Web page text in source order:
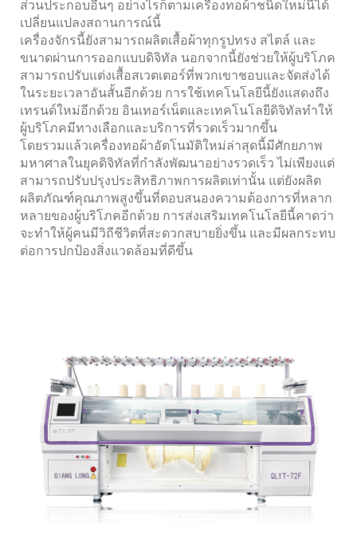
ส่วนประกอบอื่นๆ อย่างไรก็ตามเครื่องทอผ้าชนิดใหม่นี้ได้
เปลี่ยนแปลงสถานการณ์นี้
เครื่องจักรนี้ยังสามารถผลิตเสื้อผ้าทุกรูปทรง สไตล์ และ
ขนาดผ่านการออกแบบดิจิทัล นอกจากนี้ยังช่วยให้ผู้บริโภค
สามารถปรับแต่งเสื้อสเวตเตอร์ที่พวกเขาชอบและจัดส่งได้
ในระยะเวลาอันสั้นอีกด้วย การใช้เทคโนโลยีนี้ยังแสดงถึง
เทรนด์ใหม่อีกด้วย อินเทอร์เน็ตและเทคโนโลยีดิจิทัลทำให้
ผู้บริโภคมีทางเลือกและบริการที่รวดเร็วมากขึ้น
โดยรวมแล้วเครื่องทอผ้าอัตโนมัติใหม่ล่าสุดนี้มีศักยภาพ
มหาศาลในยุคดิจิทัลที่กำลังพัฒนาอย่างรวดเร็ว ไม่เพียงแต่
สามารถปรับปรุงประสิทธิภาพการผลิตเท่านั้น แต่ยังผลิต
ผลิตภัณฑ์คุณภาพสูงขึ้นที่ตอบสนองความต้องการที่หลาก
หลายของผู้บริโภคอีกด้วย การส่งเสริมเทคโนโลยีนี้คาดว่า
จะทำให้ผู้คนมีวิถีชีวิตที่สะดวกสบายยิ่งขึ้น และมีผลกระทบ
ต่อการปกป้องสิ่งแวดล้อมที่ดีขึ้น